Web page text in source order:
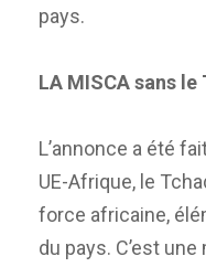
pays.
LA MISCA sans le
L’annonce a été
UE-Afrique, le
force africaine,
du pays. C’est